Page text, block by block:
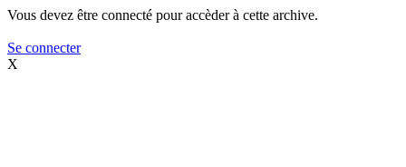
Vous devez être connecté pour accèder à cette archive.
Se connecter
X